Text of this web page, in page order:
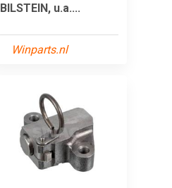
BILSTEIN, u.a....
Winparts.nl